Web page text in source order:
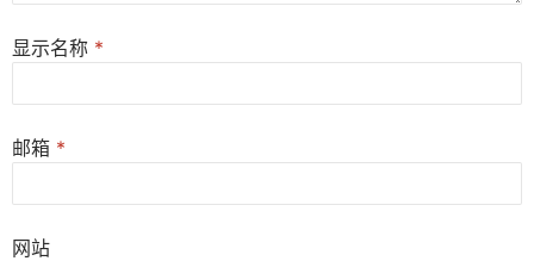
显示名称 *
邮箱 *
网站